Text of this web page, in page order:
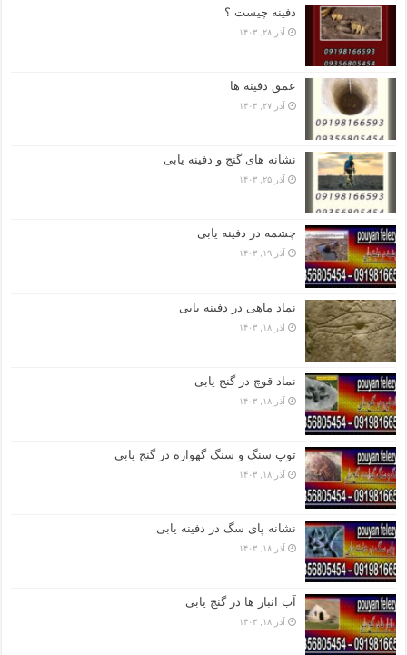
دفینه چیست ؟
آذر ۲۸, ۱۴۰۳
عمق دفینه ها
آذر ۲۷, ۱۴۰۳
نشانه های گنج و دفینه یابی
آذر ۲۵, ۱۴۰۳
چشمه در دفینه یابی
آذر ۱۹, ۱۴۰۳
نماد ماهی در دفینه یابی
آذر ۱۸, ۱۴۰۳
نماد قوچ در گنج یابی
آذر ۱۸, ۱۴۰۳
توپ سنگ و سنگ گهواره در گنج یابی
آذر ۱۸, ۱۴۰۳
نشانه پای سگ در دفینه یابی
آذر ۱۸, ۱۴۰۳
آب انبار ها در گنج یابی
آذر ۱۸, ۱۴۰۳